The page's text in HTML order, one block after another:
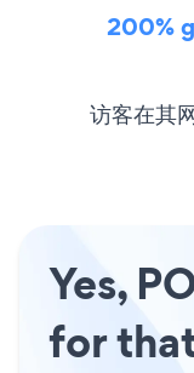
200%
访客在其
Yes,
for